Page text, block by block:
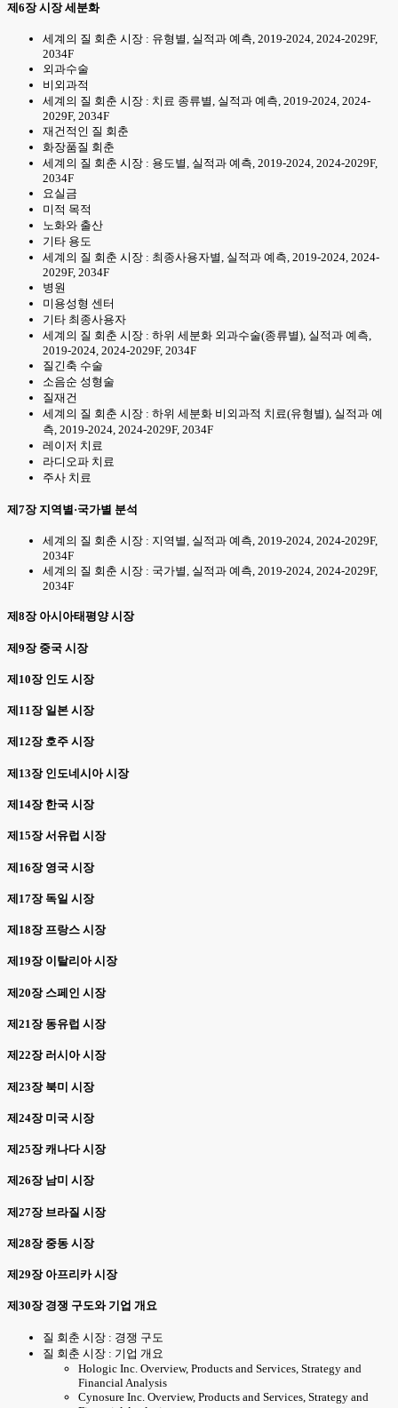
제6장 시장 세분화
세계의 질 회춘 시장 : 유형별, 실적과 예측, 2019-2024, 2024-2029F,
2034F
외과수술
비외과적
세계의 질 회춘 시장 : 치료 종류별, 실적과 예측, 2019-2024, 2024-
2029F, 2034F
재건적인 질 회춘
화장품질 회춘
세계의 질 회춘 시장 : 용도별, 실적과 예측, 2019-2024, 2024-2029F,
2034F
요실금
미적 목적
노화와 출산
기타 용도
세계의 질 회춘 시장 : 최종사용자별, 실적과 예측, 2019-2024, 2024-
2029F, 2034F
병원
미용성형 센터
기타 최종사용자
세계의 질 회춘 시장 : 하위 세분화 외과수술(종류별), 실적과 예측,
2019-2024, 2024-2029F, 2034F
질긴축 수술
소음순 성형술
질재건
세계의 질 회춘 시장 : 하위 세분화 비외과적 치료(유형별), 실적과 예
측, 2019-2024, 2024-2029F, 2034F
레이저 치료
라디오파 치료
주사 치료
제7장 지역별·국가별 분석
세계의 질 회춘 시장 : 지역별, 실적과 예측, 2019-2024, 2024-2029F,
2034F
세계의 질 회춘 시장 : 국가별, 실적과 예측, 2019-2024, 2024-2029F,
2034F
제8장 아시아태평양 시장
제9장 중국 시장
제10장 인도 시장
제11장 일본 시장
제12장 호주 시장
제13장 인도네시아 시장
제14장 한국 시장
제15장 서유럽 시장
제16장 영국 시장
제17장 독일 시장
제18장 프랑스 시장
제19장 이탈리아 시장
제20장 스페인 시장
제21장 동유럽 시장
제22장 러시아 시장
제23장 북미 시장
제24장 미국 시장
제25장 캐나다 시장
제26장 남미 시장
제27장 브라질 시장
제28장 중동 시장
제29장 아프리카 시장
제30장 경쟁 구도와 기업 개요
질 회춘 시장 : 경쟁 구도
질 회춘 시장 : 기업 개요
Hologic Inc. Overview, Products and Services, Strategy and
Financial Analysis
Cynosure Inc. Overview, Products and Services, Strategy and